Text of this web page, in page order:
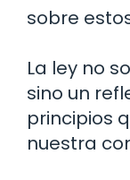
sobre
La ley no
sino un
principios
nuestra